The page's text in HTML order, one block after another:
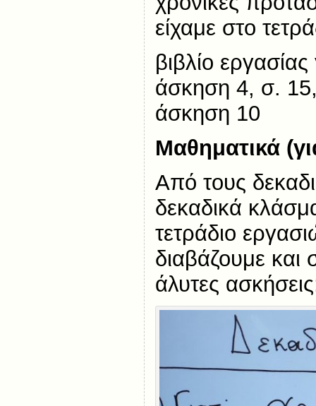
είχαμε στο
βιβλίο
άσκηση 4, σ.
άσκηση 10
Μαθηματικά
Από τους
δεκαδικά
τετράδιο
διαβάζουμε
άλυτες